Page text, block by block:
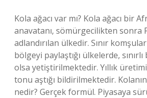
Kola ağacı var mı? Kola ağacı bir
anavatanı, sömürgecilikten sonra
adlandırılan ülkedir. Sınır
bölgeyi paylaştığı ülkelerde,
olsa yetiştirilmektedir. Yıllık
tonu aştığı bildirilmektedir.
nedir? Gerçek formül. Piyasaya